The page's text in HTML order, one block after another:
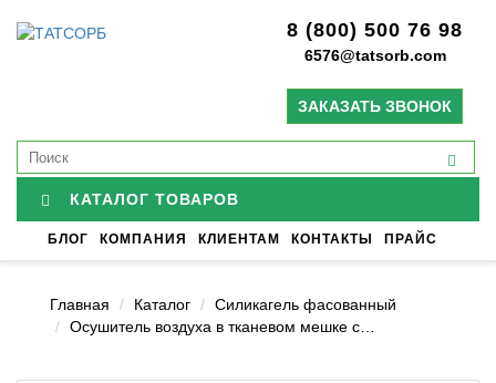
8 (800) 500 76 98
6576@tatsorb.com
ЗАКАЗАТЬ ЗВОНОК
КАТАЛОГ ТОВАРОВ
БЛОГ КОМПАНИЯ КЛИЕНТАМ КОНТАКТЫ ПРАЙС
Главная Каталог
Силикагель фасованный
Осушитель воздуха в тканевом мешке с…